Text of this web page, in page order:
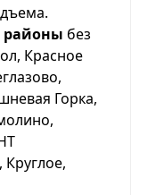
районы без
Красное
Горка,
Круглое,